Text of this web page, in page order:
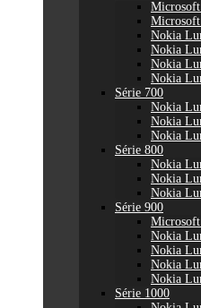
Nokia
Nokia
Nokia
Nokia
Série 700
Nokia
Nokia
Nokia
Série 800
Nokia
Nokia
Nokia
Série 900
Nokia
Nokia
Nokia
Nokia
Série 1000